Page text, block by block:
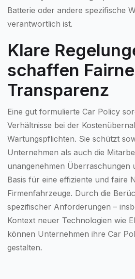
Batterie oder andere spezifische
verantwortlich ist.
Klare
schaffen
Transparenz
Eine gut formulierte Car Policy
Verhältnisse bei der
Wartungspflichten. Sie schützt
Unternehmen als auch die
unangenehmen Überraschungen
Basis für eine effiziente und faire
Firmenfahrzeuge. Durch die
spezifischer Anforderungen –
Kontext neuer Technologien wie
können Unternehmen ihre Car
gestalten.